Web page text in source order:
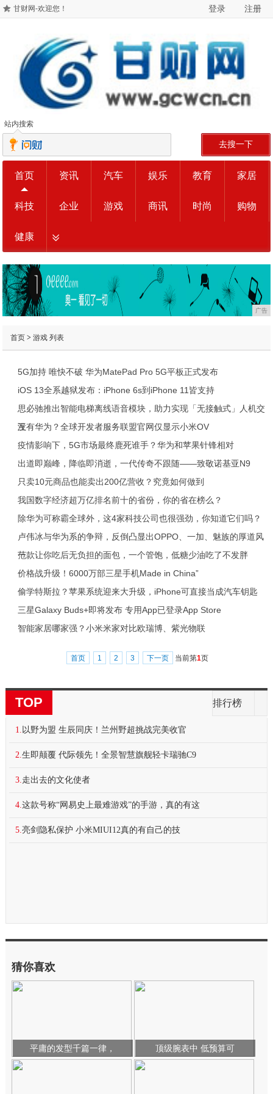
甘财网-欢迎您！ 登录 注册
站内搜索
去搜一下
首页 资讯 汽车 娱乐 教育 家居
科技 企业 游戏 商讯 时尚 购物
健康
广告
首页> 游戏列表
5G加持 唯快不破 华为MatePad Pro 5G平板正式发布
iOS 13全系越狱发布：iPhone 6s到iPhone 11皆支持
思必驰推出智能电梯离线语音模块，助力实现「无接触式」人机交
互
没有华为？全球开发者服务联盟官网仅显示小米OV
疫情影响下，5G市场最终鹿死谁手？华为和苹果针锋相对
出道即巅峰，降临即消逝，一代传奇不跟随——致敬诺基亚N9
只卖10元商品也能卖出200亿营收？究竟如何做到
我国数字经济超万亿排名前十的省份，你的省在榜么？
除华为可称霸全球外，这4家科技公司也很强劲，你知道它们吗？
卢伟冰与华为系的争辩，反倒凸显出OPPO、一加、魅族的厚道风
范
一款让你吃后无负担的面包，一个管饱，低糖少油吃了不发胖
价格战升级！6000万部三星手机Made in China”
偷学特斯拉？苹果系统迎来大升级，iPhone可直接当成汽车钥匙
三星Galaxy Buds+即将发布 专用App已登录App Store
智能家居哪家强？小米米家对比欧瑞博、紫光物联
首页 1 2 3 下一页 当前第1页
TOP 排行榜
1. 以野为盟 生辰同庆！兰州野超挑战完美收官
2. 生即颠覆 代际领先！全景智慧旗舰轻卡瑞驰C9
3. 走出去的文化使者
4. 这款号称“网易史上最难游戏”的手游，真的有这
5. 亮剑隐私保护 小米MIUI12真的有自己的技
猜你喜欢
平庸的发型千篇一律， 顶级腕表中 低预算可